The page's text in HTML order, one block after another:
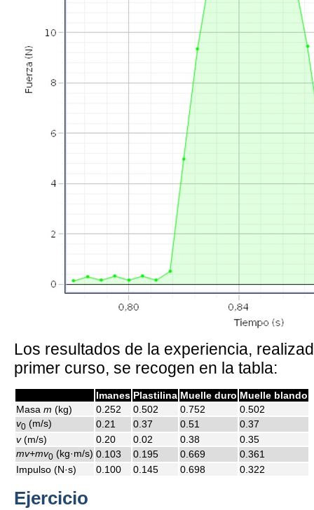
Los resultados de la experiencia,
primer curso, se recogen en la tabla:
Imanes Plastilina Muelle duro Muelle blando
Masa m (kg) 0.252 0.502 0.752
0.502
v0 (m/s) 0.21 0.37 0.51
0.37
v(m/s) 0.20 0.02 0.38
0.35
mv+mv0 (kg·m/s) 0.103 0.195 0.669
0.361
Impulso (N·s)
0.100 0.145 0.698 0.322
Ejercicio